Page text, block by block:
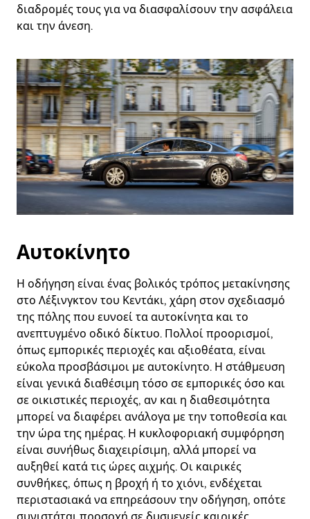
διαδρομές τους για να διασφαλίσουν την ασφάλεια
και την άνεση.
Αυτοκίνητο
Η οδήγηση είναι ένας βολικός τρόπος μετακίνησης
στο Λέξινγκτον του Κεντάκι, χάρη στον σχεδιασμό
της πόλης που ευνοεί τα αυτοκίνητα και το
ανεπτυγμένο οδικό δίκτυο. Πολλοί προορισμοί,
όπως εμπορικές περιοχές και αξιοθέατα, είναι
εύκολα προσβάσιμοι με αυτοκίνητο. Η στάθμευση
είναι γενικά διαθέσιμη τόσο σε εμπορικές όσο και
σε οικιστικές περιοχές, αν και η διαθεσιμότητα
μπορεί να διαφέρει ανάλογα με την τοποθεσία και
την ώρα της ημέρας. Η κυκλοφοριακή συμφόρηση
είναι συνήθως διαχειρίσιμη, αλλά μπορεί να
αυξηθεί κατά τις ώρες αιχμής. Οι καιρικές
συνθήκες, όπως η βροχή ή το χιόνι, ενδέχεται
περιστασιακά να επηρεάσουν την οδήγηση, οπότε